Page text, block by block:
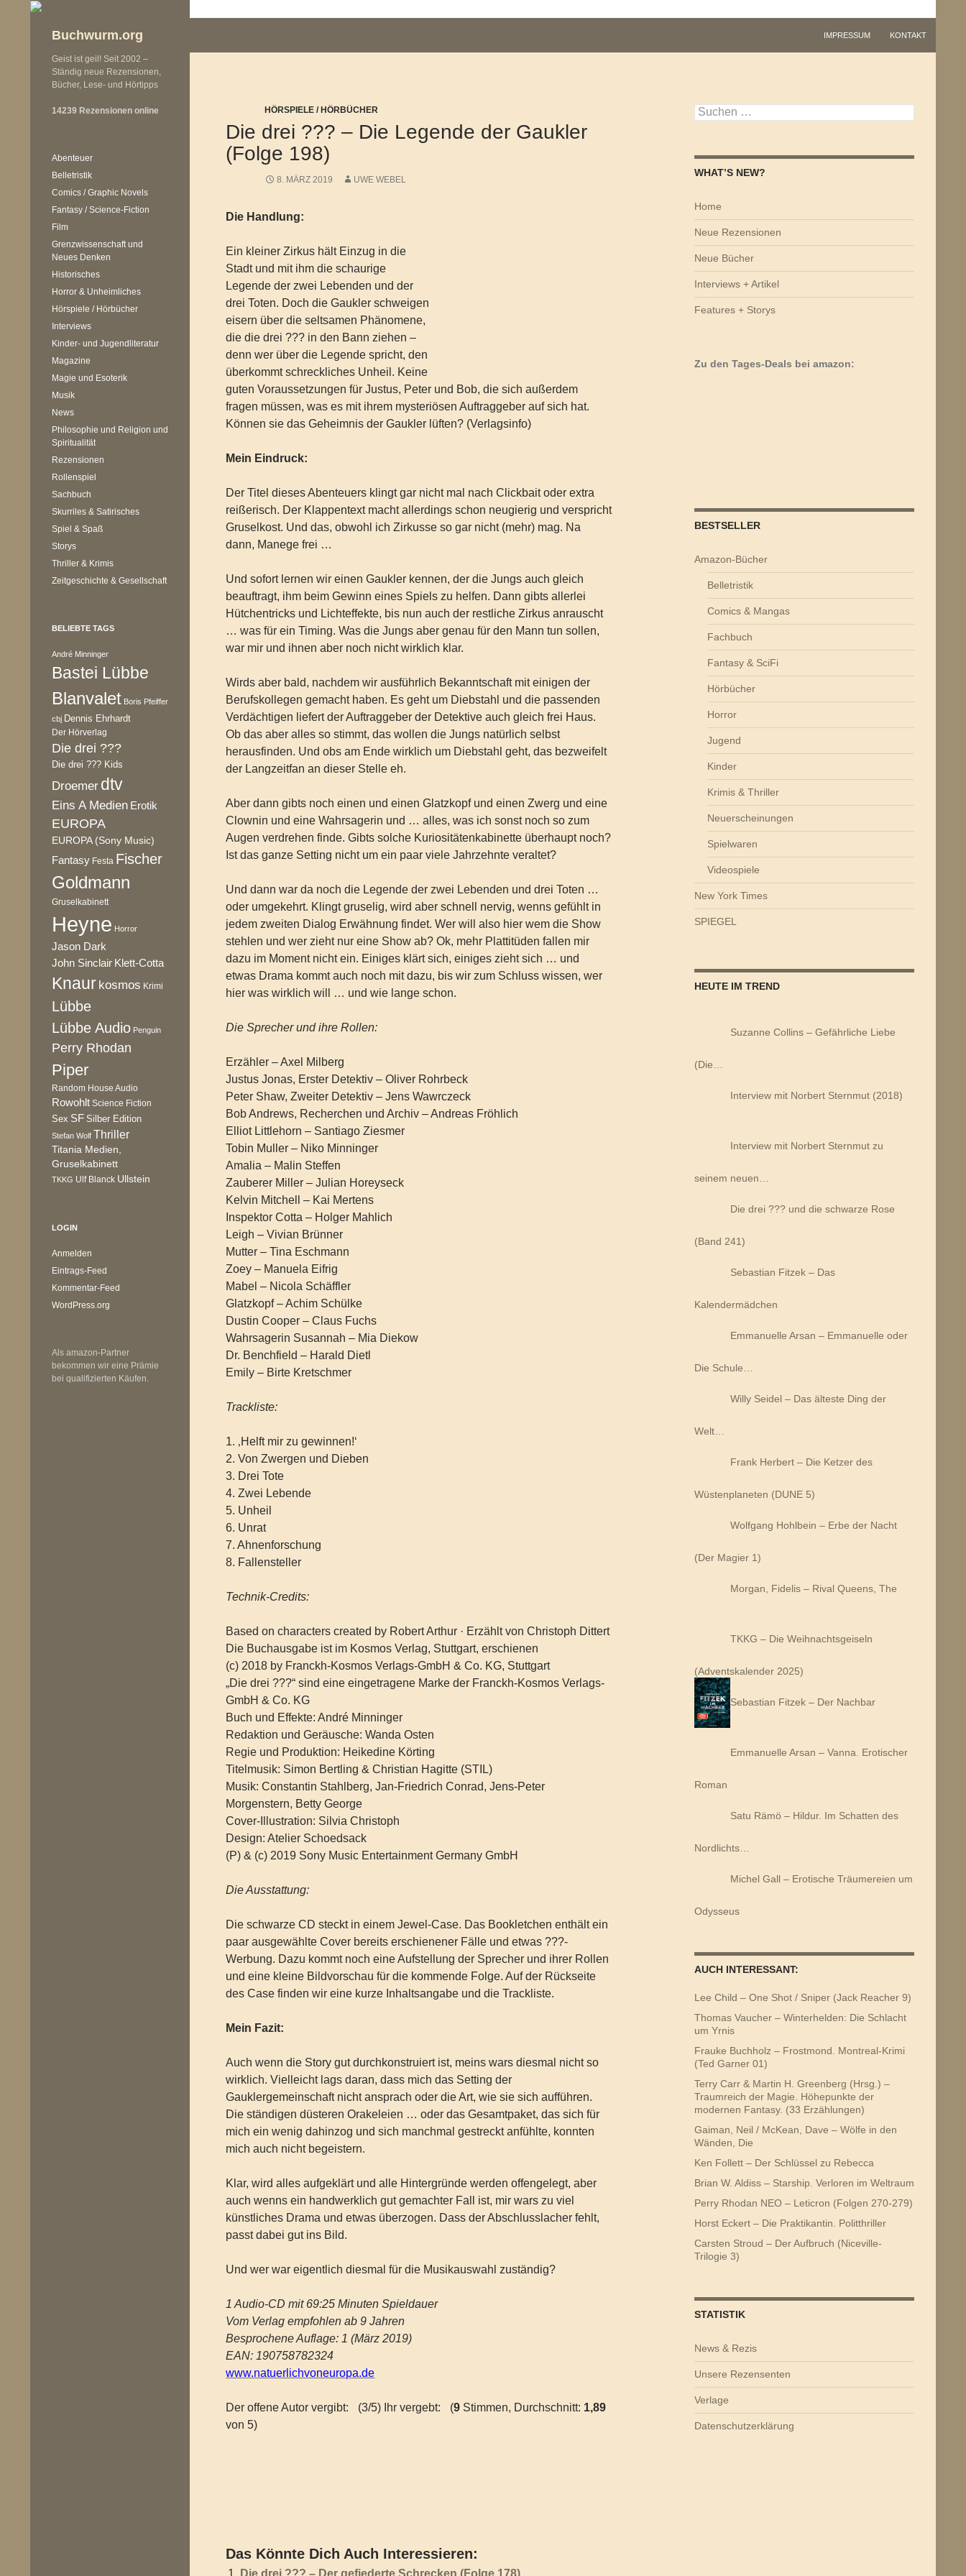
Buchwurm.org IMPRESSUM KONTAKT
HÖRSPIELE / HÖRBÜCHER
Die drei ??? – Die Legende der Gaukler
(Folge 198)
8. MÄRZ 2019 UWE WEBEL
Die Handlung:
Ein kleiner Zirkus hält Einzug in die
Stadt und mit ihm die schaurige
Legende der zwei Lebenden und der
drei Toten. Doch die Gaukler schweigen
eisern über die seltsamen Phänomene,
die die drei ??? in den Bann ziehen –
denn wer über die Legende spricht, den
überkommt schreckliches Unheil. Keine
guten Voraussetzungen für Justus, Peter und Bob, die sich außerdem
fragen müssen, was es mit ihrem mysteriösen Auftraggeber auf sich hat.
Können sie das Geheimnis der Gaukler lüften? (Verlagsinfo)
Mein Eindruck:
Der Titel dieses Abenteuers klingt gar nicht mal nach Clickbait oder extra
reißerisch. Der Klappentext macht allerdings schon neugierig und verspricht
Gruselkost. Und das, obwohl ich Zirkusse so gar nicht (mehr) mag. Na
dann, Manege frei …
Und sofort lernen wir einen Gaukler kennen, der die Jungs auch gleich
beauftragt, ihm beim Gewinn eines Spiels zu helfen. Dann gibts allerlei
Hütchentricks und Lichteffekte, bis nun auch der restliche Zirkus anrauscht
… was für ein Timing. Was die Jungs aber genau für den Mann tun sollen,
war mir und ihnen aber noch nicht wirklich klar.
Wirds aber bald, nachdem wir ausführlich Bekanntschaft mit einigen der
Berufskollegen gemacht haben. Es geht um Diebstahl und die passenden
Verdächtigen liefert der Auftraggeber der Detektive auch gleich frei Haus.
Ob das aber alles so stimmt, das wollen die Jungs natürlich selbst
herausfinden. Und obs am Ende wirklich um Diebstahl geht, das bezweifelt
der Langzeitfan an dieser Stelle eh.
Aber dann gibts noch einen und einen Glatzkopf und einen Zwerg und eine
Clownin und eine Wahrsagerin und … alles, was ich sonst noch so zum
Augen verdrehen finde. Gibts solche Kuriositätenkabinette überhaupt noch?
Ist das ganze Setting nicht um ein paar viele Jahrzehnte veraltet?
Und dann war da noch die Legende der zwei Lebenden und drei Toten …
oder umgekehrt. Klingt gruselig, wird aber schnell nervig, wenns gefühlt in
jedem zweiten Dialog Erwähnung findet. Wer will also hier wem die Show
stehlen und wer zieht nur eine Show ab? Ok, mehr Plattitüden fallen mir
dazu im Moment nicht ein. Einiges klärt sich, einiges zieht sich … und
etwas Drama kommt auch noch mit dazu, bis wir zum Schluss wissen, wer
hier was wirklich will … und wie lange schon.
Die Sprecher und ihre Rollen:
Erzähler – Axel Milberg
Justus Jonas, Erster Detektiv – Oliver Rohrbeck
Peter Shaw, Zweiter Detektiv – Jens Wawrczeck
Bob Andrews, Recherchen und Archiv – Andreas Fröhlich
Elliot Littlehorn – Santiago Ziesmer
Tobin Muller – Niko Minninger
Amalia – Malin Steffen
Zauberer Miller – Julian Horeyseck
Kelvin Mitchell – Kai Mertens
Inspektor Cotta – Holger Mahlich
Leigh – Vivian Brünner
Mutter – Tina Eschmann
Zoey – Manuela Eifrig
Mabel – Nicola Schäffler
Glatzkopf – Achim Schülke
Dustin Cooper – Claus Fuchs
Wahrsagerin Susannah – Mia Diekow
Dr. Benchfield – Harald Dietl
Emily – Birte Kretschmer
Trackliste:
1. ‚Helft mir zu gewinnen!‘
2. Von Zwergen und Dieben
3. Drei Tote
4. Zwei Lebende
5. Unheil
6. Unrat
7. Ahnenforschung
8. Fallensteller
Technik-Credits:
Based on characters created by Robert Arthur · Erzählt von Christoph Dittert
Die Buchausgabe ist im Kosmos Verlag, Stuttgart, erschienen
(c) 2018 by Franckh-Kosmos Verlags-GmbH & Co. KG, Stuttgart
„Die drei ???“ sind eine eingetragene Marke der Franckh-Kosmos Verlags-
GmbH & Co. KG
Buch und Effekte: André Minninger
Redaktion und Geräusche: Wanda Osten
Regie und Produktion: Heikedine Körting
Titelmusik: Simon Bertling & Christian Hagitte (STIL)
Musik: Constantin Stahlberg, Jan-Friedrich Conrad, Jens-Peter
Morgenstern, Betty George
Cover-Illustration: Silvia Christoph
Design: Atelier Schoedsack
(P) & (c) 2019 Sony Music Entertainment Germany GmbH
Die Ausstattung:
Die schwarze CD steckt in einem Jewel-Case. Das Bookletchen enthält ein
paar ausgewählte Cover bereits erschienener Fälle und etwas ???-
Werbung. Dazu kommt noch eine Aufstellung der Sprecher und ihrer Rollen
und eine kleine Bildvorschau für die kommende Folge. Auf der Rückseite
des Case finden wir eine kurze Inhaltsangabe und die Trackliste.
Mein Fazit:
Auch wenn die Story gut durchkonstruiert ist, meins wars diesmal nicht so
wirklich. Vielleicht lags daran, dass mich das Setting der
Gauklergemeinschaft nicht ansprach oder die Art, wie sie sich aufführen.
Die ständigen düsteren Orakeleien … oder das Gesamtpaket, das sich für
mich ein wenig dahinzog und sich manchmal gestreckt anfühlte, konnten
mich auch nicht begeistern.
Klar, wird alles aufgeklärt und alle Hintergründe werden offengelegt, aber
auch wenns ein handwerklich gut gemachter Fall ist, mir wars zu viel
künstliches Drama und etwas überzogen. Dass der Abschlusslacher fehlt,
passt dabei gut ins Bild.
Und wer war eigentlich diesmal für die Musikauswahl zuständig?
1 Audio-CD mit 69:25 Minuten Spieldauer
Vom Verlag empfohlen ab 9 Jahren
Besprochene Auflage: 1 (März 2019)
EAN: 190758782324
www.natuerlichvoneuropa.de
Der offene Autor vergibt: (3/5) Ihr vergebt: (9 Stimmen, Durchschnitt: 1,89
von 5)
Das Könnte Dich Auch Interessieren:
Die drei ??? – Der gefiederte Schrecken (Folge 178)
Suchen
nach:
WHAT’S NEW?
Home
Neue Rezensionen
Neue Bücher
Interviews + Artikel
Features + Storys
Zu den Tages-Deals bei amazon:
BESTSELLER
Amazon-Bücher
Belletristik
Comics & Mangas
Fachbuch
Fantasy & SciFi
Hörbücher
Horror
Jugend
Kinder
Krimis & Thriller
Neuerscheinungen
Spielwaren
Videospiele
New York Times
SPIEGEL
HEUTE IM TREND
Suzanne Collins – Gefährliche Liebe
(Die…
Interview mit Norbert Sternmut (2018)
Interview mit Norbert Sternmut zu
seinem neuen…
Die drei ??? und die schwarze Rose
(Band 241)
Sebastian Fitzek – Das
Kalendermädchen
Emmanuelle Arsan – Emmanuelle oder
Die Schule…
Willy Seidel – Das älteste Ding der
Welt…
Frank Herbert – Die Ketzer des
Wüstenplaneten (DUNE 5)
Wolfgang Hohlbein – Erbe der Nacht
(Der Magier 1)
Morgan, Fidelis – Rival Queens, The
TKKG – Die Weihnachtsgeiseln
(Adventskalender 2025)
Sebastian Fitzek – Der Nachbar
Emmanuelle Arsan – Vanna. Erotischer
Roman
Satu Rämö – Hildur. Im Schatten des
Nordlichts…
Michel Gall – Erotische Träumereien um
Odysseus
AUCH INTERESSANT:
Lee Child – One Shot / Sniper (Jack Reacher 9)
Thomas Vaucher – Winterhelden: Die Schlacht
um Yrnis
Frauke Buchholz – Frostmond. Montreal-Krimi
(Ted Garner 01)
Terry Carr & Martin H. Greenberg (Hrsg.) –
Traumreich der Magie. Höhepunkte der
modernen Fantasy. (33 Erzählungen)
Gaiman, Neil / McKean, Dave – Wölfe in den
Wänden, Die
Ken Follett – Der Schlüssel zu Rebecca
Brian W. Aldiss – Starship. Verloren im Weltraum
Perry Rhodan NEO – Leticron (Folgen 270-279)
Horst Eckert – Die Praktikantin. Politthriller
Carsten Stroud – Der Aufbruch (Niceville-
Trilogie 3)
STATISTIK
News & Rezis
Unsere Rezensenten
Verlage
Datenschutzerklärung
Geist ist geil! Seit 2002 –
Ständig neue Rezensionen,
Bücher, Lese- und Hörtipps
14239 Rezensionen online
Abenteuer
Belletristik
Comics / Graphic Novels
Fantasy / Science-Fiction
Film
Grenzwissenschaft und
Neues Denken
Historisches
Horror & Unheimliches
Hörspiele / Hörbücher
Interviews
Kinder- und Jugendliteratur
Magazine
Magie und Esoterik
Musik
News
Philosophie und Religion und
Spiritualität
Rezensionen
Rollenspiel
Sachbuch
Skurriles & Satirisches
Spiel & Spaß
Storys
Thriller & Krimis
Zeitgeschichte & Gesellschaft
BELIEBTE TAGS
André Minninger
Bastei Lübbe
Blanvalet Boris Pfeiffer
cbj Dennis Ehrhardt
Der Hörverlag
Die drei ???
Die drei ??? Kids
Droemer dtv
Eins A Medien Erotik
EUROPA
EUROPA (Sony Music)
Fantasy Festa Fischer
Goldmann
Gruselkabinett
Heyne Horror
Jason Dark
John Sinclair Klett-Cotta
Knaur kosmos Krimi
Lübbe
Lübbe Audio Penguin
Perry Rhodan
Piper
Random House Audio
Rowohlt Science Fiction
Sex SF Silber Edition
Stefan Wolf Thriller
Titania Medien,
Gruselkabinett
TKKG Ulf Blanck Ullstein
LOGIN
Anmelden
Eintrags-Feed
Kommentar-Feed
WordPress.org
Als amazon-Partner
bekommen wir eine Prämie
bei qualifizierten Käufen.